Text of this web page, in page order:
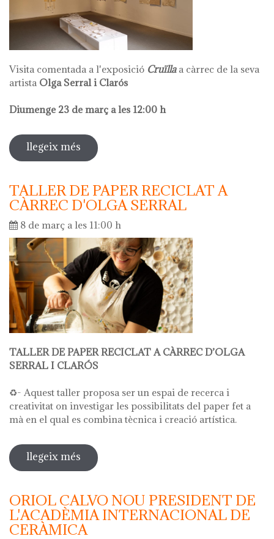
Visita comentada a l'exposició Cruïlla a càrrec de la seva
artista Olga Serral i Clarós
Diumenge 23 de març a les 12:00 h
llegeix més sobre visita comentada olga serral
TALLER DE PAPER RECICLAT A
CÀRREC D'OLGA SERRAL
8 de març a les 11:00 h
TALLER DE PAPER RECICLAT A CÀRREC D’OLGA
SERRAL I CLARÓS
♻️- Aquest taller proposa ser un espai de recerca i
creativitat on investigar les possibilitats del paper fet a
mà en el qual es combina tècnica i creació artística.
llegeix més sobre taller de paper reciclat a càrrec
d'olga serral
ORIOL CALVO NOU PRESIDENT DE
L'ACADÈMIA INTERNACIONAL DE
CERÀMICA